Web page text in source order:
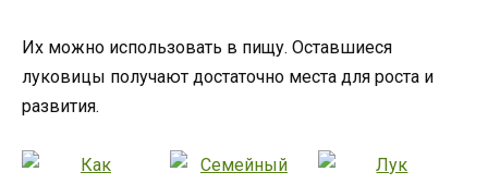
Их можно использовать в пищу. Оставшиеся
луковицы получают достаточно места для роста и
развития.